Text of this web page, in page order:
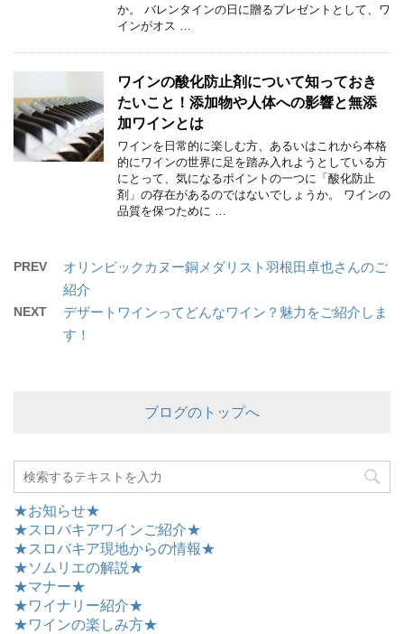
か。 バレンタインの日に贈るプレゼントとして、ワ
インがオス …
ワインの酸化防止剤について知っておき
たいこと！添加物や人体への影響と無添
加ワインとは
ワインを日常的に楽しむ方、あるいはこれから本格
的にワインの世界に足を踏み入れようとしている方
にとって、気になるポイントの一つに「酸化防止
剤」の存在があるのではないでしょうか。 ワインの
品質を保つために …
PREV
オリンピックカヌー銅メダリスト羽根田卓也さんのご
紹介
NEXT
デザートワインってどんなワイン？魅力をご紹介しま
す！
ブログのトップへ
★お知らせ★
★スロバキアワインご紹介★
★スロバキア現地からの情報★
★ソムリエの解説★
★マナー★
★ワイナリー紹介★
★ワインの楽しみ方★